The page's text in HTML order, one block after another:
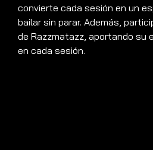
convierte cada sesión en un
bailar sin parar. Además,
de Razzmatazz, aportando su
en cada sesión.